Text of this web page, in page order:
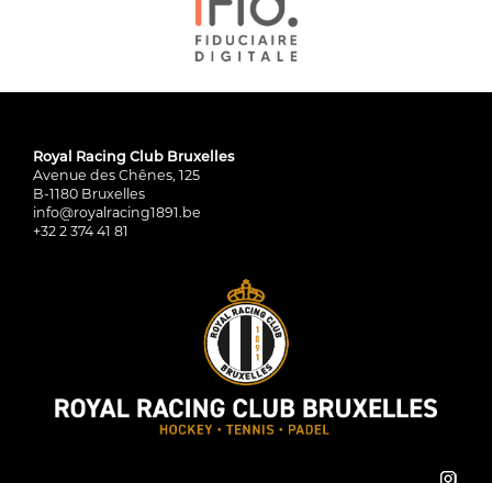
Royal Racing Club Bruxelles
Avenue des Chênes, 125
B-1180 Bruxelles
info@royalracing1891.be
+32 2 374 41 81